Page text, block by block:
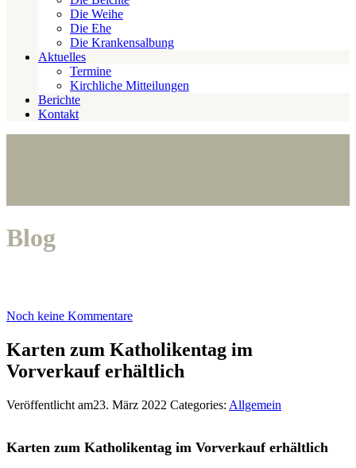
Die Weihe
Die Ehe
Die Krankensalbung
Aktuelles
Termine
Kirchliche Mitteilungen
Berichte
Kontakt
Blog
Noch keine Kommentare
Karten zum Katholikentag im
Vorverkauf erhältlich
Veröffentlicht am23. März 2022 Categories: Allgemein
Karten zum Katholikentag im Vorverkauf erhältlich